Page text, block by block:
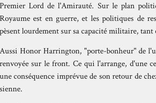
Premier Lord de l'Amirauté. Sur le plan
Royaume est en guerre, et les politiques de
pèsent lourdement sur sa capacité militaire, tant
Aussi Honor Harrington, "porte-bonheur" de
renvoyée sur le front. Ce qui l'arrange, d'une
une conséquence imprévue de son retour de
sienne.